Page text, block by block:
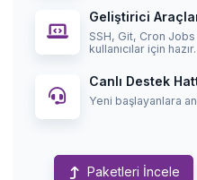
Geliştirici
SSH, Git, Cron
kullanıcılar için hazır.
Canlı Destek
Yeni başlayanlara
Paketleri İncele